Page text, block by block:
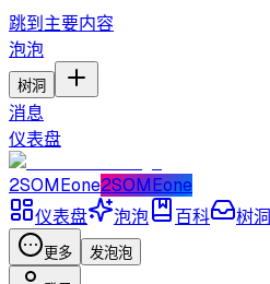
跳到主要内容
泡泡
树洞
消息
仪表盘
2SOMEone2SOMEone
仪表盘
泡泡 百科 树洞
更多 发泡泡